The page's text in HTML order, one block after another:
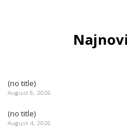
(no title)
August 6, 2026
(no title)
August 4, 2026